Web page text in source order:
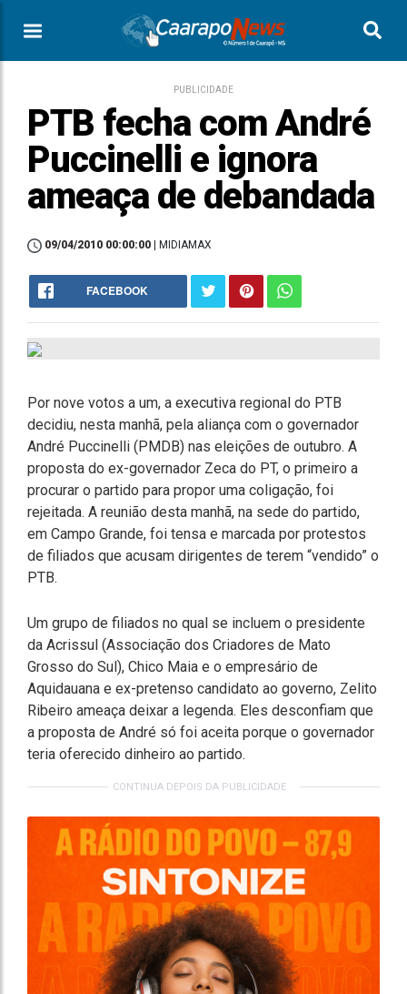
PUBLICIDADE
PTB fecha com André
Puccinelli e ignora
ameaça de debandada
09/04/2010 00:00:00 | MIDIAMAX
FACEBOOK
Por nove votos a um, a executiva regional do PTB
decidiu, nesta manhã, pela aliança com o governador
André Puccinelli (PMDB) nas eleições de outubro. A
proposta do ex-governador Zeca do PT, o primeiro a
procurar o partido para propor uma coligação, foi
rejeitada. A reunião desta manhã, na sede do partido,
em Campo Grande, foi tensa e marcada por protestos
de filiados que acusam dirigentes de terem “vendido” o
PTB.
Um grupo de filiados no qual se incluem o presidente
da Acrissul (Associação dos Criadores de Mato
Grosso do Sul), Chico Maia e o empresário de
Aquidauana e ex-pretenso candidato ao governo, Zelito
Ribeiro ameaça deixar a legenda. Eles desconfiam que
a proposta de André só foi aceita porque o governador
teria oferecido dinheiro ao partido.
CONTINUA DEPOIS DA PUBLICIDADE